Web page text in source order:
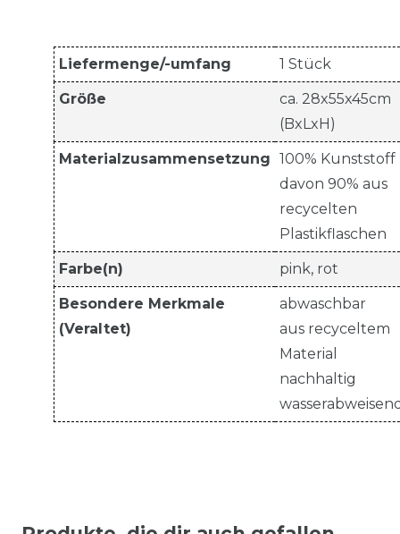
Liefermenge/-umfang 1 Stück
Größe
ca. 28x55x45cm
(BxLxH)
Materialzusammensetzung 100% Kunststoff
davon 90% aus
recycelten
Plastikflaschen
Farbe(n) pink, rot
Besondere Merkmale
(Veraltet)
abwaschbar
aus recyceltem
Material
nachhaltig